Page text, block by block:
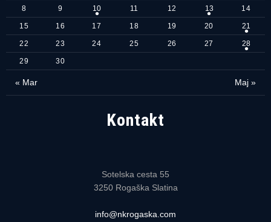
« Mar Maj »
8 9 10 11 12 13 14
15 16 17 18 19 20 21
22 23 24 25 26 27 28
29 30
Kontakt
Sotelska cesta 55
3250 Rogaška Slatina
info@nkrogaska.com